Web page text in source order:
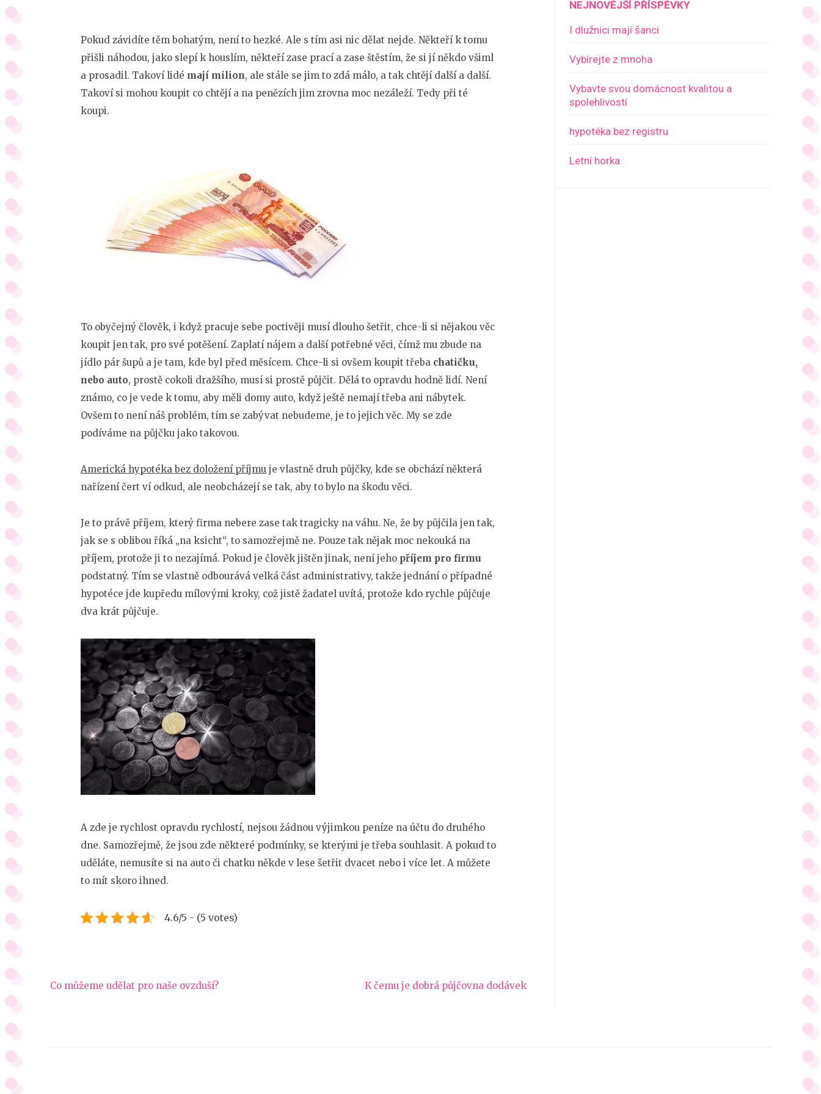
Pokud závidíte těm bohatým, není to hezké. Ale s tím asi nic dělat nejde. Někteří k tomu
přišli náhodou, jako slepí k houslím, někteří zase prací a zase štěstím, že si jí někdo všiml
a prosadil. Takoví lidé mají milion, ale stále se jim to zdá málo, a tak chtějí další a další.
Takoví si mohou koupit co chtějí a na penězích jim zrovna moc nezáleží. Tedy při té
koupi.
To obyčejný člověk, i když pracuje sebe poctivěji musí dlouho šetřit, chce-li si nějakou věc
koupit jen tak, pro své potěšení. Zaplatí nájem a další potřebné věci, čímž mu zbude na
jídlo pár šupů a je tam, kde byl před měsícem. Chce-li si ovšem koupit třeba chatičku,
nebo auto, prostě cokoli dražšího, musí si prostě půjčit. Dělá to opravdu hodně lidí. Není
známo, co je vede k tomu, aby měli domy auto, když ještě nemají třeba ani nábytek.
Ovšem to není náš problém, tím se zabývat nebudeme, je to jejich věc. My se zde
podíváme na půjčku jako takovou.
Americká hypotéka bez doložení příjmu je vlastně druh půjčky, kde se obchází některá
nařízení čert ví odkud, ale neobcházejí se tak, aby to bylo na škodu věci.
Je to právě příjem, který firma nebere zase tak tragicky na váhu. Ne, že by půjčila jen tak,
jak se s oblibou říká „na ksicht“, to samozřejmě ne. Pouze tak nějak moc nekouká na
příjem, protože ji to nezajímá. Pokud je člověk jištěn jinak, není jeho příjem pro firmu
podstatný. Tím se vlastně odbourává velká část administrativy, takže jednání o případné
hypotéce jde kupředu mílovými kroky, což jistě žadatel uvítá, protože kdo rychle půjčuje
dva krát půjčuje.
A zde je rychlost opravdu rychlostí, nejsou žádnou výjimkou peníze na účtu do druhého
dne. Samozřejmě, že jsou zde některé podmínky, se kterými je třeba souhlasit. A pokud to
uděláte, nemusíte si na auto či chatku někde v lese šetřit dvacet nebo i více let. A můžete
to mít skoro ihned.
4.6/5 - (5 votes)
Navigace
Co můžeme udělat pro naše ovzduší? K čemu je dobrá půjčovna dodávek
NEJNOVĚJŠÍ PŘÍSPĚVKY
I dlužníci mají šanci
Vybírejte z mnoha
Vybavte svou domácnost kvalitou a
spolehlivostí
hypotéka bez registru
Letní horka